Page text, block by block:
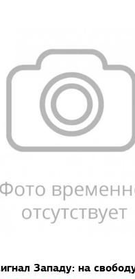
Западу: на